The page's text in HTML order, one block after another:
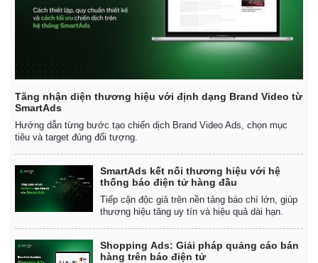
Quan sát
Cuộc sống đó đây
Hồ sơ
Video
Tăng nhận diện thương hiệu với định dạng Brand Video từ
SmartAds
Hướng dẫn từng bước tạo chiến dịch Brand Video Ads, chọn mục
tiêu và target đúng đối tượng.
SmartAds kết nối thương hiệu với hệ
thống báo điện tử hàng đầu
Tiếp cận độc giả trên nền tảng báo chí lớn, giúp
thương hiệu tăng uy tín và hiệu quả dài hạn.
Shopping Ads: Giải pháp quảng cáo bán
hàng trên báo điện tử